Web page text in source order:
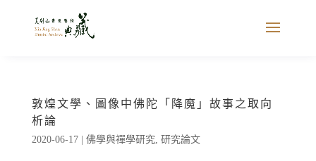
敦煌文學、圖像中佛陀「降魔」故事之取向
析論
2020-06-17| 佛學與禪學研究, 研究論文